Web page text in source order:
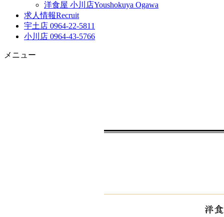
洋食屋 小川店Youshokuya Ogawa
求人情報Recruit
宇土店 0964-22-5811
小川店 0964-43-5766
メニュー